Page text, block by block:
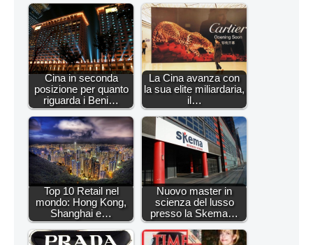
Cina in seconda
posizione per quanto
riguarda i Beni…
La Cina avanza con
la sua elite miliardaria,
il…
Top 10 Retail nel
mondo: Hong Kong,
Shanghai e…
Nuovo master in
scienza del lusso
presso la Skema…